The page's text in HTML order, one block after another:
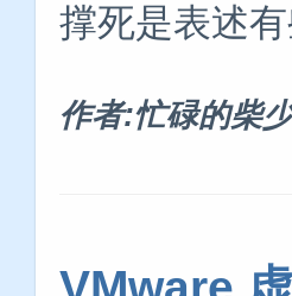
撑死是表述
作者:忙碌的柴